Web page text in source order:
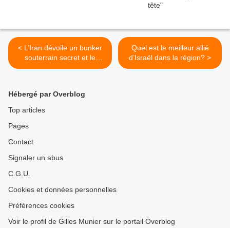
< L’Iran dévoile un bunker
souterrain secret et le
lancement d'un missile
Quel est le meilleur allié
d’Israël dans la région? >
Hébergé par Overblog
Top articles
Pages
Contact
Signaler un abus
C.G.U.
Cookies et données personnelles
Préférences cookies
Voir le profil de Gilles Munier sur le portail Overblog